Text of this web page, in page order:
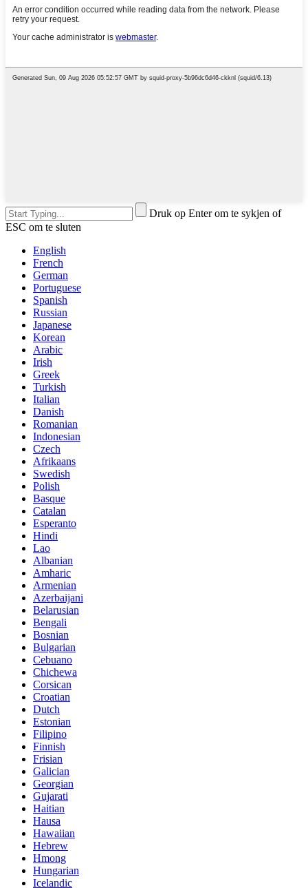
Druk op Enter om te sykjen of
ESC om te sluten
English
French
German
Portuguese
Spanish
Russian
Japanese
Korean
Arabic
Irish
Greek
Turkish
Italian
Danish
Romanian
Indonesian
Czech
Afrikaans
Swedish
Polish
Basque
Catalan
Esperanto
Hindi
Lao
Albanian
Amharic
Armenian
Azerbaijani
Belarusian
Bengali
Bosnian
Bulgarian
Cebuano
Chichewa
Corsican
Croatian
Dutch
Estonian
Filipino
Finnish
Frisian
Galician
Georgian
Gujarati
Haitian
Hausa
Hawaiian
Hebrew
Hmong
Hungarian
Icelandic